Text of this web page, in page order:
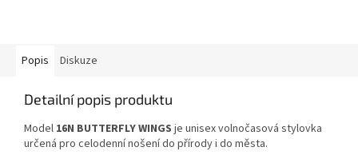
Popis Diskuze
Detailní popis produktu
Model 16N BUTTERFLY WINGS je unisex volnočasová stylovka
určená pro celodenní nošení do přírody i do města.